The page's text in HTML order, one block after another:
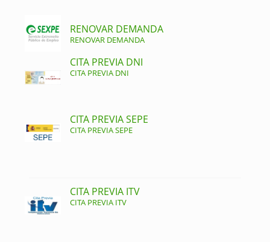
RENOVAR DEMANDA
RENOVAR DEMANDA
CITA PREVIA DNI
CITA PREVIA DNI
CITA PREVIA SEPE
CITA PREVIA SEPE
CITA PREVIA ITV
CITA PREVIA ITV